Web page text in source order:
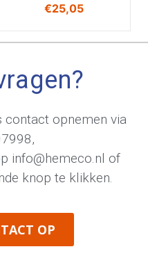
€25,05
contact opnemen via
,
info@hemeco.nl of
knop te klikken.
OP